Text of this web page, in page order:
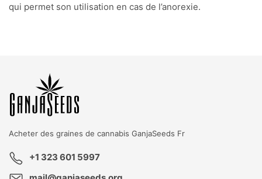
qui permet son utilisation en cas de l’anorexie.
Acheter des graines de cannabis GanjaSeeds Fr
+1 323 601 5997